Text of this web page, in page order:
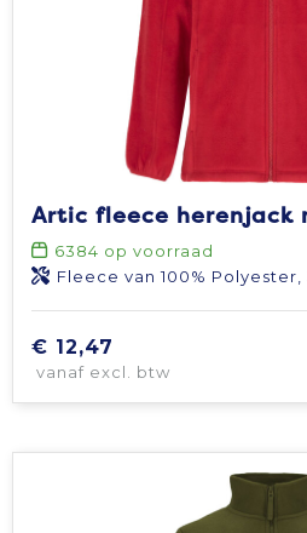
Artic fleece herenjack
6384 op voorraad
Fleece van 100% Polyester,
€ 12,47
vanaf excl. btw